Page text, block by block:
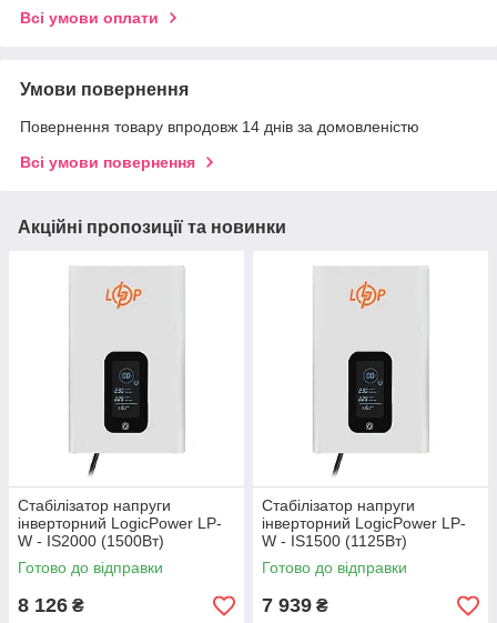
Всі умови оплати
Умови повернення
Повернення товару впродовж 14 днів за домовленістю
Всі умови повернення
Акційні пропозиції та новинки
Стабілізатор напруги
інверторний LogicPower LP-
W - IS2000 (1500Вт)
Готово до відправки
8 126 ₴
Стабілізатор напруги
інверторний LogicPower LP-
W - IS1500 (1125Вт)
Готово до відправки
7 939 ₴